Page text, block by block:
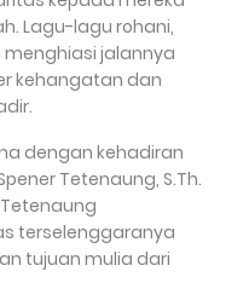
Lagu-lagu rohani,
jalannya
kehangatan dan
dengan kehadiran
Tetenaung, S.Th.
terselenggaranya
tujuan mulia dari